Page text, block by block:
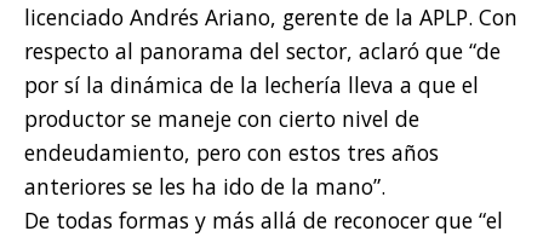
licenciado Andrés Ariano, gerente de la APLP. Con
respecto al panorama del sector, aclaró que “de
por sí la dinámica de la lechería lleva a que el
productor se maneje con cierto nivel de
endeudamiento, pero con estos tres años
anteriores se les ha ido de la mano”.
De todas formas y más allá de reconocer que “el